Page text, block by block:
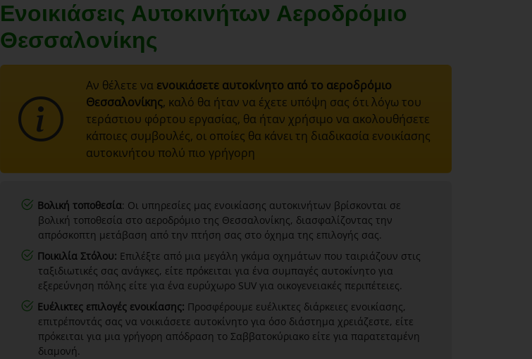
Ενοικιάσεις Αυτοκινήτων Αεροδρόμιο
Θεσσαλονίκης
Αν θέλετε να ενοικιάσετε αυτοκίνητο από το αεροδρόμιο
Θεσσαλονίκης, καλό θα ήταν να έχετε υπόψη σας ότι λόγω του
τεράστιου φόρτου εργασίας, θα ήταν χρήσιμο να ακολουθήσετε
κάποιες συμβουλές, οι οποίες θα κάνει τη διαδικασία ενοικίασης
αυτοκινήτου πολύ πιο γρήγορη
Βολική τοποθεσία: Οι υπηρεσίες μας ενοικίασης αυτοκινήτων βρίσκονται σε
βολική τοποθεσία στο αεροδρόμιο της Θεσσαλονίκης, διασφαλίζοντας την
απρόσκοπτη μετάβαση από την πτήση σας στο όχημα της επιλογής σας.
Ποικιλία Στόλου: Επιλέξτε από μια μεγάλη γκάμα οχημάτων που ταιριάζουν στις
ταξιδιωτικές σας ανάγκες, είτε πρόκειται για ένα συμπαγές αυτοκίνητο για
εξερεύνηση πόλης είτε για ένα ευρύχωρο SUV για οικογενειακές περιπέτειες.
Ευέλικτες επιλογές ενοικίασης: Προσφέρουμε ευέλικτες διάρκειες ενοικίασης,
επιτρέποντάς σας να νοικιάσετε αυτοκίνητο για όσο διάστημα χρειάζεστε, είτε
πρόκειται για μια γρήγορη απόδραση το Σαββατοκύριακο είτε για παρατεταμένη
διαμονή.